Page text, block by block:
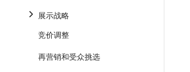
展示战略
竞价调整
再营销和受众挑选